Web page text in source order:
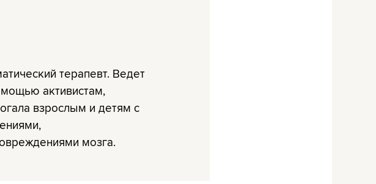
терапевт. Ведет
активистам,
взрослым и детям с
мозга.